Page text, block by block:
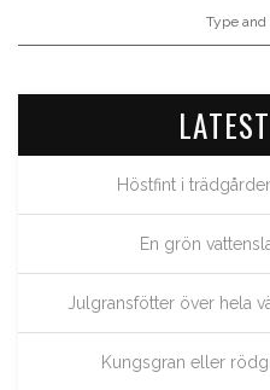
Höstfint i
En grön
Julgransfötter över hela
Kungsgran eller